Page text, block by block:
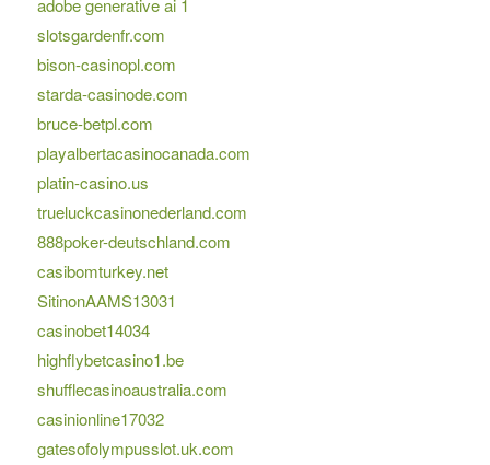
adobe generative ai 1
slotsgardenfr.com
bison-casinopl.com
starda-casinode.com
bruce-betpl.com
playalbertacasinocanada.com
platin-casino.us
trueluckcasinonederland.com
888poker-deutschland.com
casibomturkey.net
SitinonAAMS13031
casinobet14034
highflybetcasino1.be
shufflecasinoaustralia.com
casinionline17032
gatesofolympusslot.uk.com